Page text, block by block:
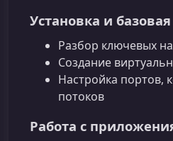
Установка и
Разбор ключевых
Создание
Настройка портов,
потоков
Работа с